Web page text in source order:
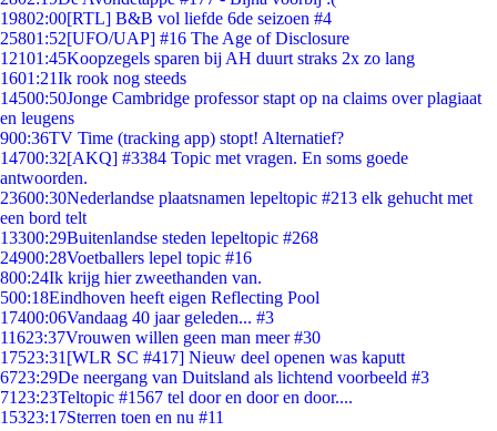
19802:00[RTL] B&B vol liefde 6de seizoen #4
25801:52[UFO/UAP] #16 The Age of Disclosure
12101:45Koopzegels sparen bij AH duurt straks 2x zo lang
1601:21Ik rook nog steeds
14500:50Jonge Cambridge professor stapt op na claims over plagiaat
en leugens
900:36TV Time (tracking app) stopt! Alternatief?
14700:32[AKQ] #3384 Topic met vragen. En soms goede
antwoorden.
23600:30Nederlandse plaatsnamen lepeltopic #213 elk gehucht met
een bord telt
13300:29Buitenlandse steden lepeltopic #268
24900:28Voetballers lepel topic #16
800:24Ik krijg hier zweethanden van.
500:18Eindhoven heeft eigen Reflecting Pool
17400:06Vandaag 40 jaar geleden... #3
11623:37Vrouwen willen geen man meer #30
17523:31 [WLR SC #417] Nieuw deel openen was kaputt
6723:29De neergang van Duitsland als lichtend voorbeeld #3
71 23:23Teltopic #1567 tel door en door en door....
15323:17Sterren toen en nu #11